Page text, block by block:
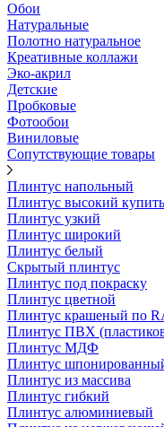
Обои
Натуральные
Полотно натуральное
Креативные коллажи
Эко-акрил
Детские
Пробковые
Фотообои
Виниловые
Сопутствующие товары
Плинтус напольный
Плинтус высокий
Плинтус узкий
Плинтус широкий
Плинтус белый
Скрытый плинтус
Плинтус под покраску
Плинтус цветной
Плинтус крашеный по
Плинтус ПВХ
Плинтус МДФ
Плинтус
Плинтус из массива
Плинтус гибкий
Плинтус алюминиевый